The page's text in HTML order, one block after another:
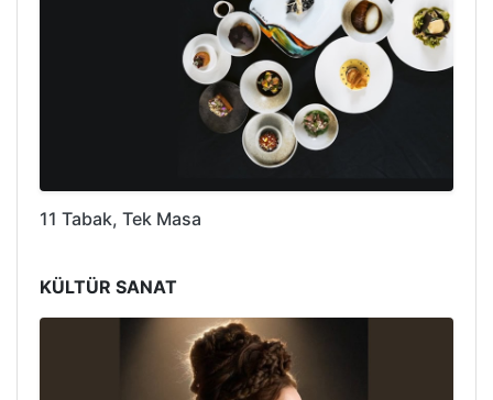
11 Tabak, Tek Masa
KÜLTÜR SANAT